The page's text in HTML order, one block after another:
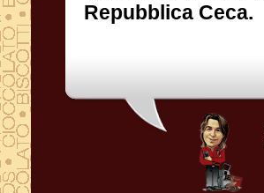
Repubblica Ceca.